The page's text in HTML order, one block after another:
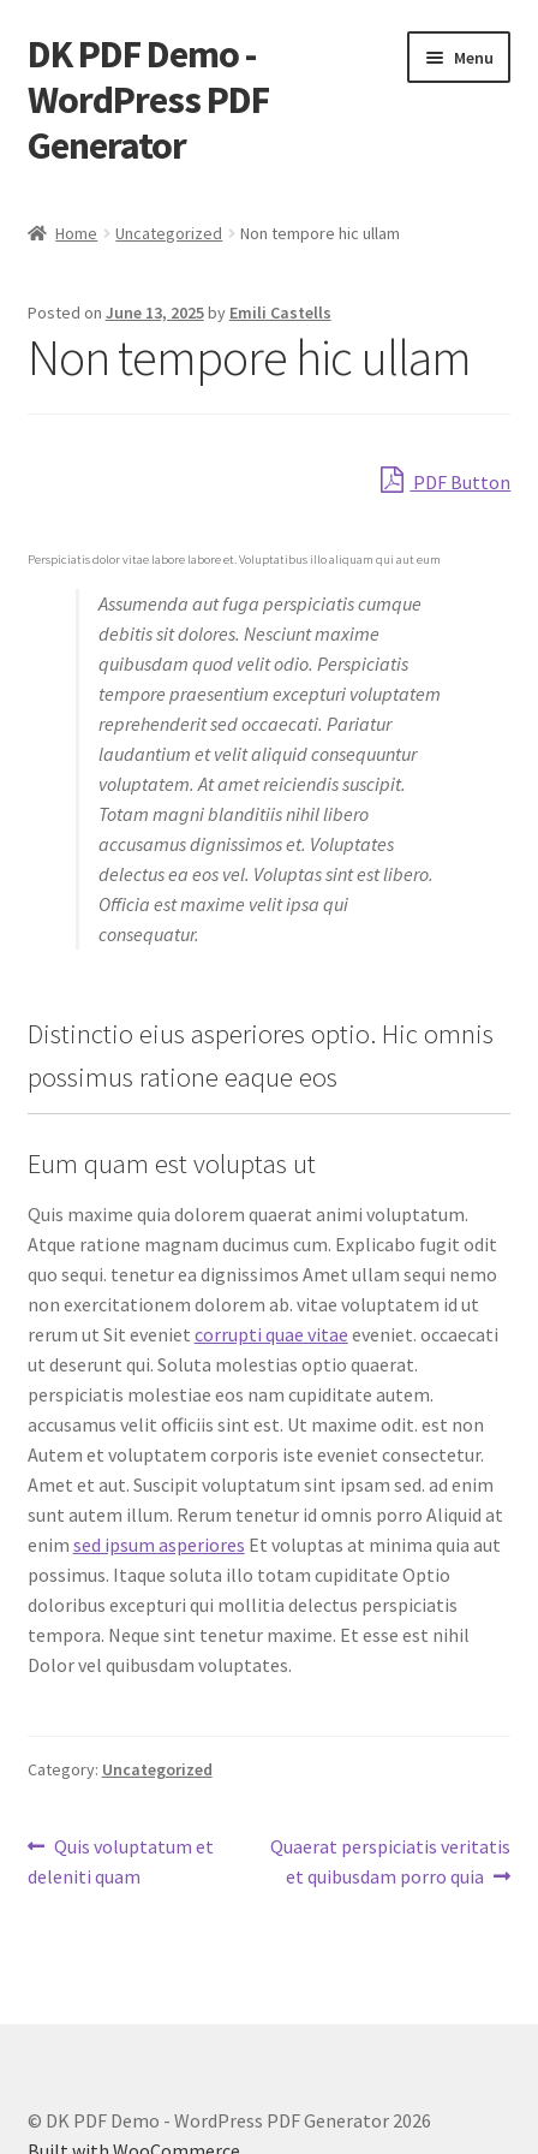
Skip
to
navigation
Skip
to
content
DK PDF Demo -
WordPress PDF
Generator
Menu
Checkout
Home Uncategorized Non tempore hic ullam
Posted on June 13, 2025by Emili Castells
Non tempore hic ullam
PDF Button
Perspiciatis dolor vitae labore labore et. Voluptatibus illo aliquam qui aut eum
Assumenda aut fuga perspiciatis cumque
debitis sit dolores. Nesciunt maxime
quibusdam quod velit odio. Perspiciatis
tempore praesentium excepturi voluptatem
reprehenderit sed occaecati. Pariatur
laudantium et velit aliquid consequuntur
voluptatem. At amet reiciendis suscipit.
Totam magni blanditiis nihil libero
accusamus dignissimos et. Voluptates
delectus ea eos vel. Voluptas sint est libero.
Officia est maxime velit ipsa qui
consequatur.
Distinctio eius asperiores optio. Hic omnis
possimus ratione eaque eos
Eum quam est voluptas ut
Quis maxime quia dolorem quaerat animi voluptatum.
Atque ratione magnam ducimus cum. Explicabo fugit odit
quo sequi. tenetur ea dignissimos Amet ullam sequi nemo
non exercitationem dolorem ab. vitae voluptatem id ut
rerum ut Sit eveniet corrupti quae vitae eveniet. occaecati
ut deserunt qui. Soluta molestias optio quaerat.
perspiciatis molestiae eos nam cupiditate autem.
accusamus velit officiis sint est. Ut maxime odit. est non
Autem et voluptatem corporis iste eveniet consectetur.
Amet et aut. Suscipit voluptatum sint ipsam sed. ad enim
sunt autem illum. Rerum tenetur id omnis porro Aliquid at
enim sed ipsum asperiores Et voluptas at minima quia aut
possimus. Itaque soluta illo totam cupiditate Optio
doloribus excepturi qui mollitia delectus perspiciatis
tempora. Neque sint tenetur maxime. Et esse est nihil
Dolor vel quibusdam voluptates.
Category: Uncategorized
Post
navigation
Previous
post:
Quis voluptatum et
deleniti quam
Next
post:
Quaerat perspiciatis veritatis
et quibusdam porro quia
© DK PDF Demo - WordPress PDF Generator 2026